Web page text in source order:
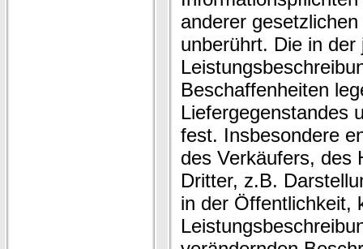
anderer
unberührt. Die in der
Beschaffenheiten
Liefergegenstandes
fest. Insbesondere
des Verkäufers, des
Dritter, z.B.
in der Öffentlichkeit,